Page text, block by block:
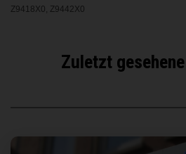
Z9418X0, Z9442X0
Zuletzt